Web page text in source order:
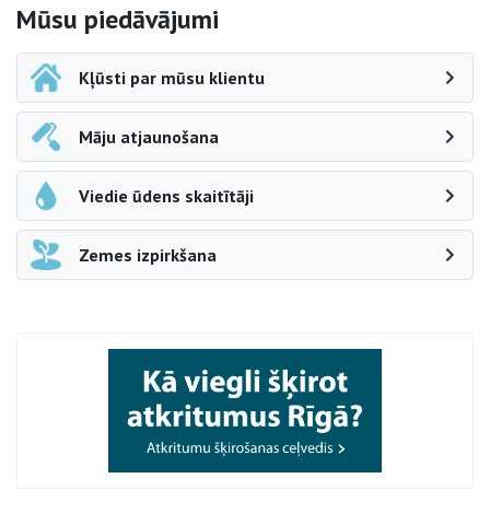
Sāna navigācija
Mūsu piedāvājumi
Kļūsti par mūsu klientu
Māju atjaunošana
Viedie ūdens skaitītāji
Zemes izpirkšana